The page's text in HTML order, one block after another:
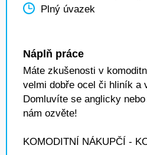
Plný úvazek
Náplň práce
Máte zkušenosti v
velmi dobře ocel či hliník a
Domluvíte se anglicky
nám ozvěte!
KOMODITNÍ NÁKUPČÍ -